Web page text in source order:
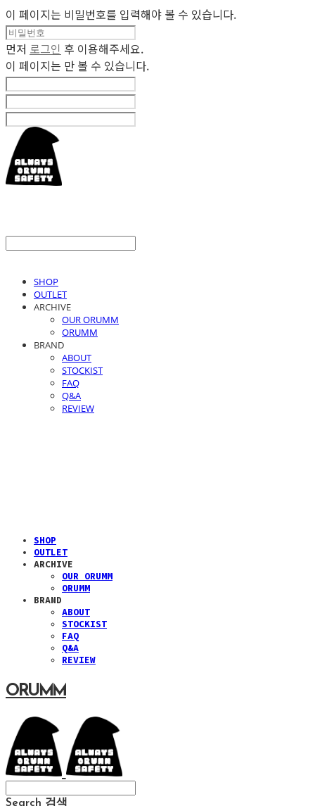
이 페이지는 비밀번호를 입력해야 볼 수 있습니다.
먼저 로그인 후 이용해주세요.
이 페이지는 만 볼 수 있습니다.
SHOP
OUTLET
ARCHIVE
OUR ORUMM
ORUMM
BRAND
ABOUT
STOCKIST
FAQ
Q&A
REVIEW
SHOP
OUTLET
ARCHIVE
OUR ORUMM
ORUMM
BRAND
ABOUT
STOCKIST
FAQ
Q&A
REVIEW
ORUMM
Search 검색